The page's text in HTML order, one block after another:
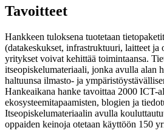
Tavoitteet
Hankkeen tuloksena tuotetaan
(datakeskukset, infrastruktuuri, laitteet
yritykset voivat kehittää toimintaansa.
itseopiskelumateriaali, jonka avulla alan
haltuunsa ilmasto- ja
Hankeaikana hanke tavoittaa 2000 ICT-
ekosysteemitapaamisten, blogien ja
Itseopiskelumateriaalin avulla
oppaiden keinoja otetaan käyttöön 150